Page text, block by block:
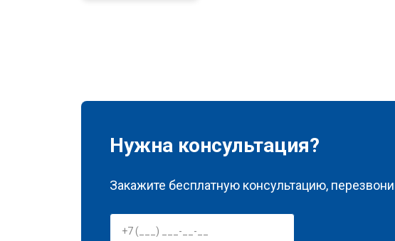
Нужна консультация?
Закажите бесплатную консультацию,